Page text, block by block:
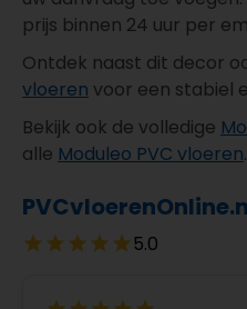
prijs binnen 24 uur per
Ontdek naast dit decor
vloeren voor een stabiel
Bekijk ook de volledige
alle Moduleo PVC vloeren.
5.0